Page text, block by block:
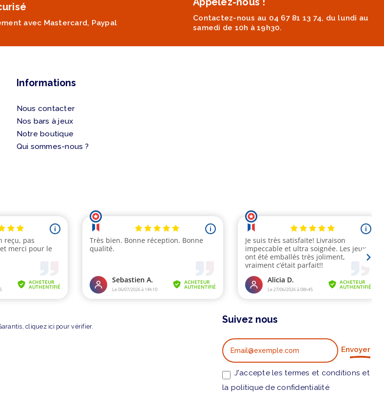
avec Mastercard, Paypal
Contactez-nous au 04 67 81 13 74, du lundi au
samedi de 10h à 19h30.
Informations
Nous contacter
Nos bars à jeux
Notre boutique
Qui sommes-nous ?
cliquez ici pour vérifier.
Suivez nous
Envoyer
J'accepte les termes et conditions et
la politique de confidentialité